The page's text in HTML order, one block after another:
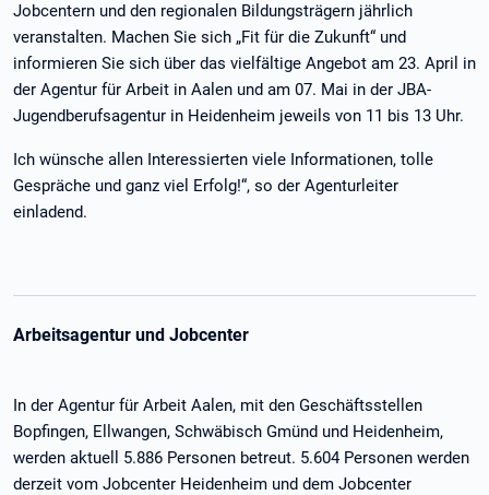
Jobcentern und den regionalen Bildungsträgern jährlich
veranstalten. Machen Sie sich „Fit für die Zukunft“ und
informieren Sie sich über das vielfältige Angebot am 23. April in
der Agentur für Arbeit in Aalen und am 07. Mai in der JBA-
Jugendberufsagentur in Heidenheim jeweils von 11 bis 13 Uhr.
Ich wünsche allen Interessierten viele Informationen, tolle
Gespräche und ganz viel Erfolg!“, so der Agenturleiter
einladend.
Arbeitsagentur und Jobcenter
In der Agentur für Arbeit Aalen, mit den Geschäftsstellen
Bopfingen, Ellwangen, Schwäbisch Gmünd und Heidenheim,
werden aktuell 5.886 Personen betreut. 5.604 Personen werden
derzeit vom Jobcenter Heidenheim und dem Jobcenter